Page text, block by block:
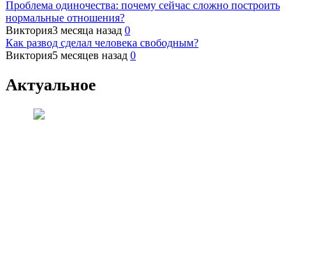
Проблема одиночества: почему сейчас сложно построить
нормальные отношения?
Виктория3 месяца назад 0
Как развод сделал человека свободным?
Виктория5 месяцев назад 0
Актуальное